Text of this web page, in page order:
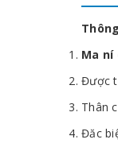
Ma ní
Được
Thân
Đăc